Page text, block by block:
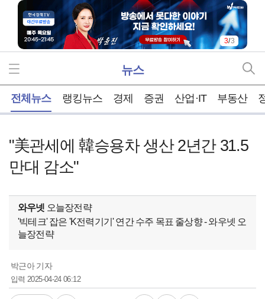
3/3
뉴스
전체뉴스 랭킹뉴스 경제 증권 산업·IT 부동산
"美관세에 韓승용차 생산 2년간 31.5
만대 감소"
와우넷 오늘장전략
'빅테크' 잡은 'K전력기기' 연간 수주 목표 줄상향 - 와우넷 오
늘장전략
박근아 기자
입력 2025-04-24 06:12